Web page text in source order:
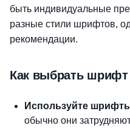
быть индивидуальные
разные стили шрифтов,
рекомендации.
Как выбрать шрифт
Используйте
обычно они